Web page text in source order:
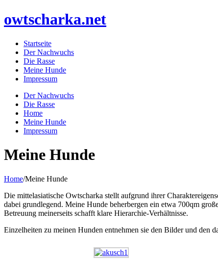
owtscharka.net
Startseite
Der Nachwuchs
Die Rasse
Meine Hunde
Impressum
Der Nachwuchs
Die Rasse
Home
Meine Hunde
Impressum
Meine Hunde
Home/Meine Hunde
Die mittelasiatische Owtscharka stellt aufgrund ihrer
dabei grundlegend. Meine Hunde beherbergen ein etwa 700qm
Betreuung meinerseits schafft klare Hierarchie-Verhältnisse.
Einzelheiten zu meinen Hunden entnehmen sie den Bilder und den